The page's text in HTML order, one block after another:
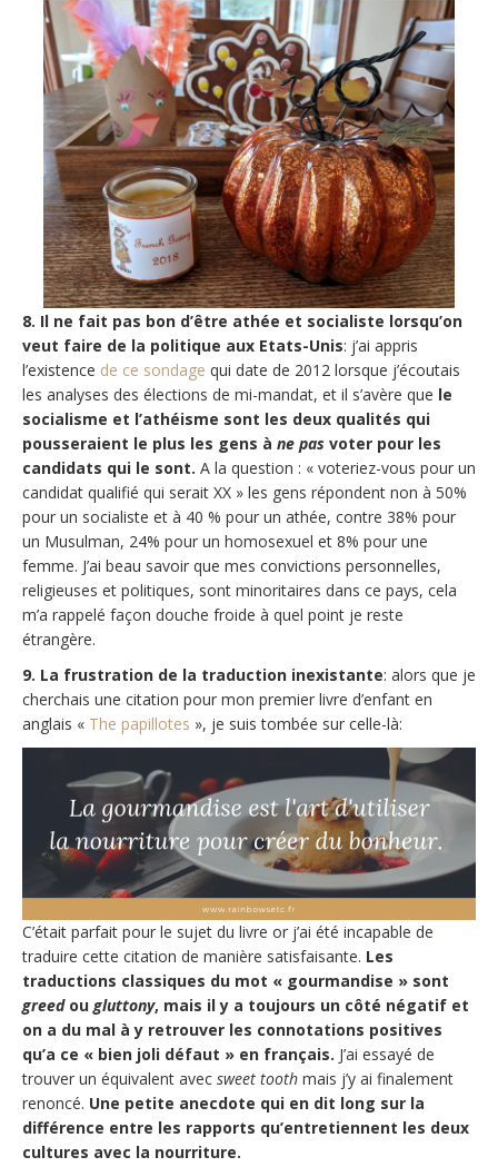
8. Il ne fait pas bon d’être athée et socialiste lorsqu’on
veut faire de la politique aux Etats-Unis: j’ai appris
l’existence de ce sondage qui date de 2012 lorsque j’écoutais
les analyses des élections de mi-mandat, et il s’avère que le
socialisme et l’athéisme sont les deux qualités qui
pousseraient le plus les gens à ne pas voter pour les
candidats qui le sont. A la question : « voteriez-vous pour un
candidat qualifié qui serait XX » les gens répondent non à 50%
pour un socialiste et à 40 % pour un athée, contre 38% pour
un Musulman, 24% pour un homosexuel et 8% pour une
femme. J’ai beau savoir que mes convictions personnelles,
religieuses et politiques, sont minoritaires dans ce pays, cela
m’a rappelé façon douche froide à quel point je reste
étrangère.
9. La frustration de la traduction inexistante: alors que je
cherchais une citation pour mon premier livre d’enfant en
anglais « The papillotes », je suis tombée sur celle-là:
C’était parfait pour le sujet du livre or j’ai été incapable de
traduire cette citation de manière satisfaisante. Les
traductions classiques du mot « gourmandise » sont
greed ou gluttony, mais il y a toujours un côté négatif et
on a du mal à y retrouver les connotations positives
qu’a ce « bien joli défaut » en français. J’ai essayé de
trouver un équivalent avec sweet tooth mais j’y ai finalement
renoncé. Une petite anecdote qui en dit long sur la
différence entre les rapports qu’entretiennent les deux
cultures avec la nourriture.